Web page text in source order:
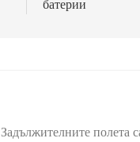
батерии
Задължителните полета